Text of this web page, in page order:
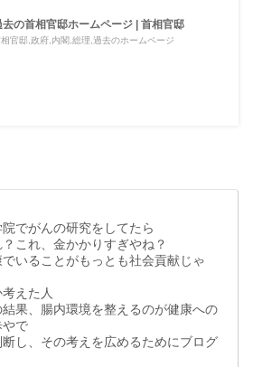
去の首相官邸ホームページ | 首相官邸
官邸,政府,内閣,総理,過去のホームページ
院でがんの研究をしてたら
？これ、金かかりすぎやね？
でいることがもっとも社会貢献じゃ
考えた人
結果、腸内環境を整えるのが健康への
やで
断し、その考えを広めるためにブログ